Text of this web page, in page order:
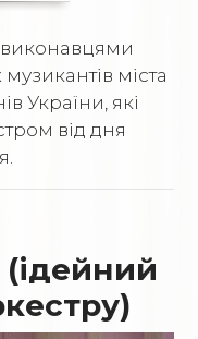
міста
України, які
від дня
(ідейний